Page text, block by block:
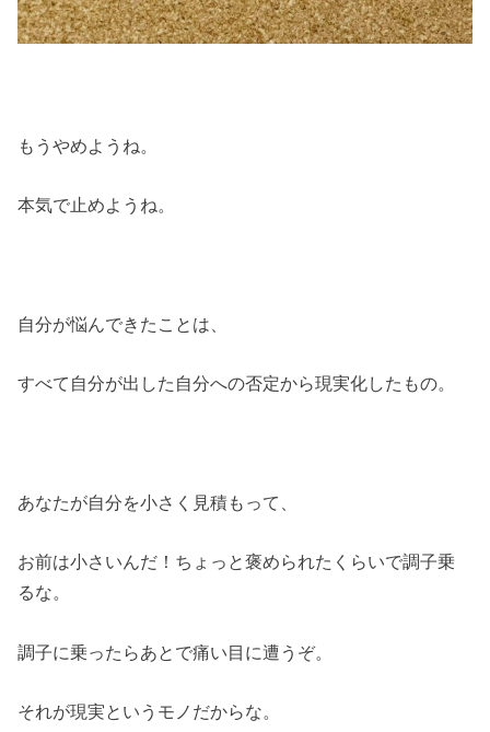
もうやめようね。
本気で止めようね。
自分が悩んできたことは、
すべて自分が出した自分への否定から現実化したもの。
あなたが自分を小さく見積もって、
お前は小さいんだ！ちょっと褒められたくらいで調子乗
るな。
調子に乗ったらあとで痛い目に遭うぞ。
それが現実というモノだからな。